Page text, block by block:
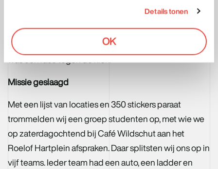
Details tonen
OK
voldoende was. Omnimark-eigenaar Hwie-Bing Kwee
bezocht die nacht en de volgende dag alle locaties en
noteerde waar een bierglazen-afbeelding hing. Het
was een race tegen de klok.
Missie geslaagd
Met een lijst van locaties en 350 stickers paraat
trommelden wij een groep studenten op, met wie we
op zaterdagochtend bij Café Wildschut aan het
Roelof Hartplein afspraken. Daar splitsten wij ons op in
vijf teams. Ieder team had een auto, een ladder en